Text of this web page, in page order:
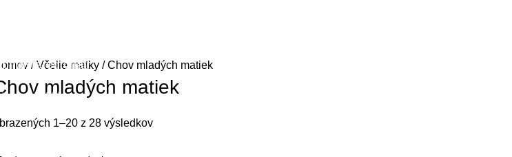
chair
10%
Včelie matky Chov mladých matiek
mladých matiek
1–20 z 28 výsledkov